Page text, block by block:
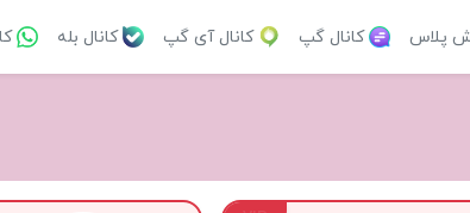
پلاس کانال گپ کانال آی گپ کانال بله